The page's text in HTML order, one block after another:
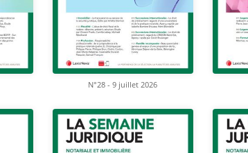
N°28 - 9 juillet 2026